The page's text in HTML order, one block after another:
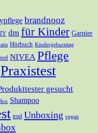
brandnooz
dm für Kinder Garnier
Hörbuch Kindergeburtstag
NIVEA Pflege
Praxistest
gesucht
Shampoo
trnd Unboxing vegan